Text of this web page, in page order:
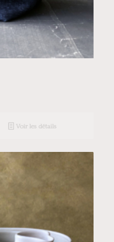
Voir les détails